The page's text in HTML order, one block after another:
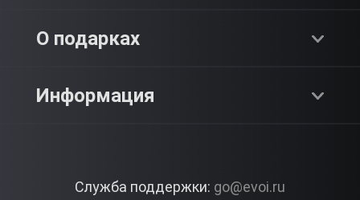
Premium
О компании
Контакты
О подарках
Как это работает?
Вопросы и ответы
Информация
Служба поддержки: go@evoi.ru